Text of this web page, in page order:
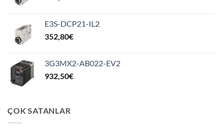
E3S-DCP21-IL2
352,80€
3G3MX2-AB022-EV2
932,50€
ÇOK SATANLAR